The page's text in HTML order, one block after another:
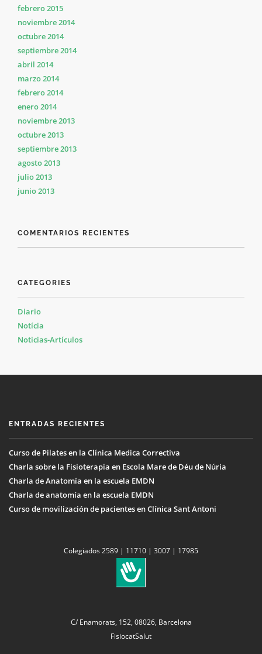
febrero 2015
noviembre 2014
octubre 2014
septiembre 2014
abril 2014
marzo 2014
febrero 2014
enero 2014
noviembre 2013
octubre 2013
septiembre 2013
agosto 2013
julio 2013
junio 2013
COMENTARIOS RECIENTES
CATEGORIES
Diario
Notícia
Noticias-Artículos
ENTRADAS RECIENTES
Curso de Pilates en la Clínica Medica Correctiva
Charla sobre la Fisioterapia en Escola Mare de Déu de Núria
Charla de Anatomía en la escuela EMDN
Charla de anatomía en la escuela EMDN
Curso de movilización de pacientes en Clínica Sant Antoni
Colegiados 2589 | 11710 | 3007 | 17985
C/ Enamorats, 152, 08026, Barcelona
FisiocatSalut